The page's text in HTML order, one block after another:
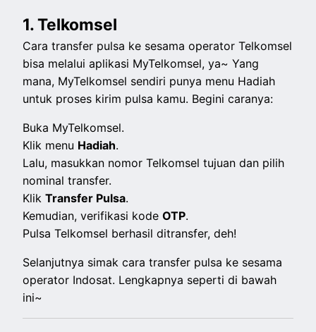
1. Telkomsel
Cara transfer pulsa ke sesama operator Telkomsel
bisa melalui aplikasi MyTelkomsel, ya~ Yang
mana, MyTelkomsel sendiri punya menu Hadiah
untuk proses kirim pulsa kamu. Begini caranya:
Buka MyTelkomsel.
Klik menu Hadiah.
Lalu, masukkan nomor Telkomsel tujuan dan pilih
nominal transfer.
KlikTransfer Pulsa.
Kemudian, verifikasi kodeOTP.
Pulsa Telkomsel berhasil ditransfer, deh!
Selanjutnya simak cara transfer pulsa ke sesama
operator Indosat. Lengkapnya seperti di bawah
ini~